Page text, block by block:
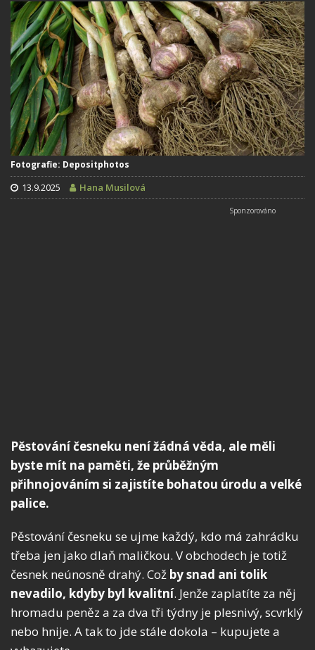
Fotografie: Depositphotos
13.9.2025 Hana Musilová
Pěstování česneku není žádná věda, ale měli
byste mít na paměti, že průběžným
přihnojováním si zajistíte bohatou úrodu a velké
palice.
Pěstování česneku se ujme každý, kdo má zahrádku
třeba jen jako dlaň maličkou. V obchodech je totiž
česnek neúnosně drahý. Což by snad ani tolik
nevadilo, kdyby byl kvalitní. Jenže zaplatíte za něj
hromadu peněz a za dva tři týdny je plesnivý, scvrklý
nebo hnije. A tak to jde stále dokola – kupujete a